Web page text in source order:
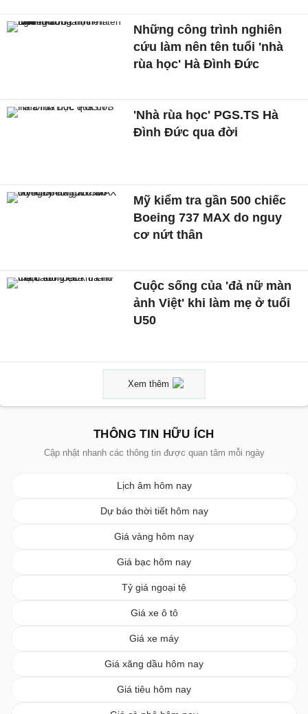
Những công trình nghiên
cứu làm nên tên tuổi 'nhà
rùa học' Hà Đình Đức
'Nhà rùa học' PGS.TS Hà
Đình Đức qua đời
Mỹ kiểm tra gần 500 chiếc
Boeing 737 MAX do nguy
cơ nứt thân
Cuộc sống của 'đả nữ màn
ảnh Việt' khi làm mẹ ở tuổi
U50
Xem thêm
THÔNG TIN HỮU ÍCH
Cập nhật nhanh các thông tin được quan tâm mỗi ngày
Lịch âm hôm nay
Dự báo thời tiết hôm nay
Giá vàng hôm nay
Giá bạc hôm nay
Tỷ giá ngoại tệ
Giá xe ô tô
Giá xe máy
Giá xăng dầu hôm nay
Giá tiêu hôm nay